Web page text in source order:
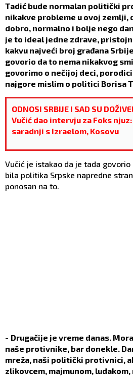
Tadić bude normalan politički
nikakve probleme u ovoj zemlji,
dobro, normalno i bolje nego
je to ideal jedne zdrave,
kakvu najveći broj građana
govorio da to nema nikakvog
govorimo o nečijoj deci,
najgore mislim o politici Borisa
ODNOSI SRBIJE I SAD SU
Vučić dao intervju za Foks
saradnji s Izraelom, Kosovu
Vučić je istakao da je tada
bila politika Srpske napredne
ponosan na to.
- Drugačije je vreme danas.
naše protivnike, bar donekle.
mreža, naši politički protivnici,
zlikovcem, majmunom, ludakom,